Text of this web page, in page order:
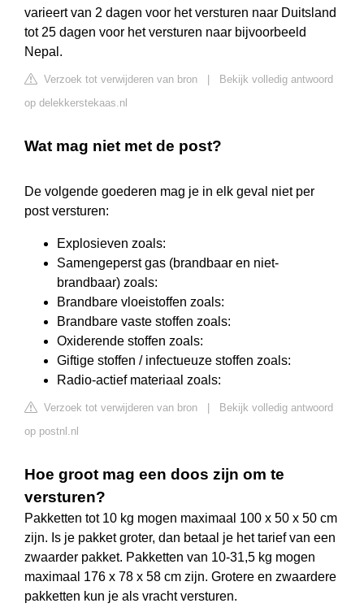
varieert van 2 dagen voor het versturen naar Duitsland
tot 25 dagen voor het versturen naar bijvoorbeeld
Nepal.
Verzoek tot verwijderen van bron
Bekijk volledig antwoord
op delekkerstekaas.nl
Wat mag niet met de post?
De volgende goederen mag je in elk geval niet per
post versturen:
Explosieven zoals:
Samengeperst gas (brandbaar en niet-
brandbaar) zoals:
Brandbare vloeistoffen zoals:
Brandbare vaste stoffen zoals:
Oxiderende stoffen zoals:
Giftige stoffen / infectueuze stoffen zoals:
Radio-actief materiaal zoals:
Verzoek tot verwijderen van bron
Bekijk volledig antwoord
op postnl.nl
Hoe groot mag een doos zijn om te
versturen?
Pakketten tot 10 kg mogen maximaal 100 x 50 x 50 cm
zijn. Is je pakket groter, dan betaal je het tarief van een
zwaarder pakket. Pakketten van 10-31,5 kg mogen
maximaal 176 x 78 x 58 cm zijn. Grotere en zwaardere
pakketten kun je als vracht versturen.